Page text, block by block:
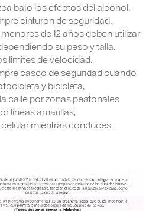
bajo los efectos del alcohol.
cinturón de seguridad.
de 12 años deben utilizar
su peso y talla.
límites de velocidad.
casco de seguridad cuando
y bicicleta,
calle por zonas peatonales
líneas amarillas,
celular mientras conduces.